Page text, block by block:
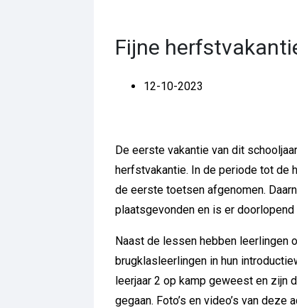
Fijne
12-10-2023
De eerste vakantie van dit
herfstvakantie. In de periode tot de
de eerste toetsen afgenomen.
plaatsgevonden en is er
Naast de lessen hebben leerlingen
brugklasleerlingen in hun
leerjaar 2 op kamp geweest en zijn
gegaan. Foto’s en video’s van